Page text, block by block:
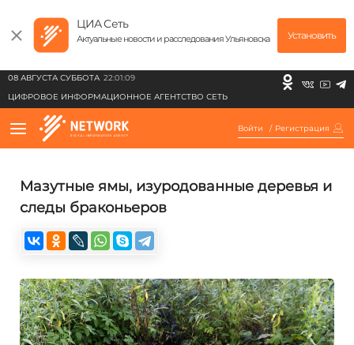
ЦИА Сеть
Актуальные новости и расследования Ульяновска Установить
08 АВГУСТА СУББОТА 22:01:09
ЦИФРОВОЕ ИНФОРМАЦИОННОЕ АГЕНТСТВО СЕТЬ
Войти / Регистрация
Мазутные ямы, изуродованные деревья и
следы браконьеров